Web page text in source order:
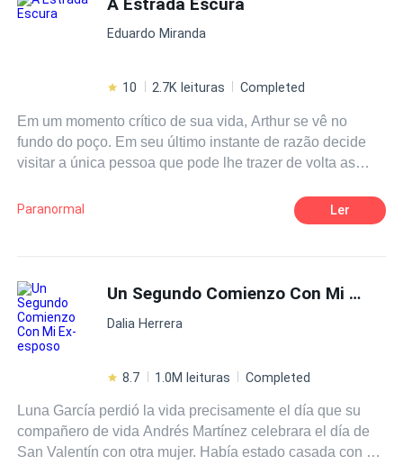
desencadenará una serie de acontecimientos que les
harán ver el destino que les corresponde a los dos.
Pasión Traición
Eduardo Miranda
10 2.7K leituras Completed
Em um momento crítico de sua vida, Arthur se vê no
fundo do poço. Em seu último instante de razão decide
visitar a única pessoa que pode lhe trazer de volta as
e desafiadora, Arthur enfrentará seus maiores conflitos e
medos ao passar por um processo sinistro e aterrorizador.
Paranormal Ler
Un Segundo Comienzo Con Mi Ex-esposo
Dalia Herrera
8.7 1.0M leituras Completed
Luna García perdió la vida precisamente el día que su
compañero de vida Andrés Martínez celebrara el día de
San Valentín con otra mujer. Había estado casada con él